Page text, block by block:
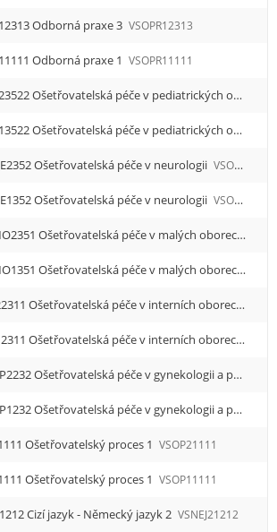
Odborná praxe 3 VSOPR12313
Odborná praxe 1 VSOPR11111
VSOPP23522 Ošetřovatelská péče v pediatrických oborech 2
VSOPP13522 Ošetřovatelská péče v pediatrických oborech 2
Ošetřovatelská péče v neurologii VSOPNE2352
Ošetřovatelská péče v neurologii VSOPNE1352
VSOPMO2351 Ošetřovatelská péče v malých oborech
VSOPMO1351 Ošetřovatelská péče v malých oborech
VSOPI22311 Ošetřovatelská péče v interních oborech 1
VSOPI12311 Ošetřovatelská péče v interních oborech 1
VSOPGP2232 Ošetřovatelská péče v gynekologii a porodnictví
VSOPGP1232 Ošetřovatelská péče v gynekologii a porodnictví
Ošetřovatelský proces 1 VSOP21111
Ošetřovatelský proces 1 VSOP11111
Cizí jazyk - Německý jazyk 2 VSNEJ21212